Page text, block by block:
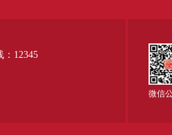
：12345
微信